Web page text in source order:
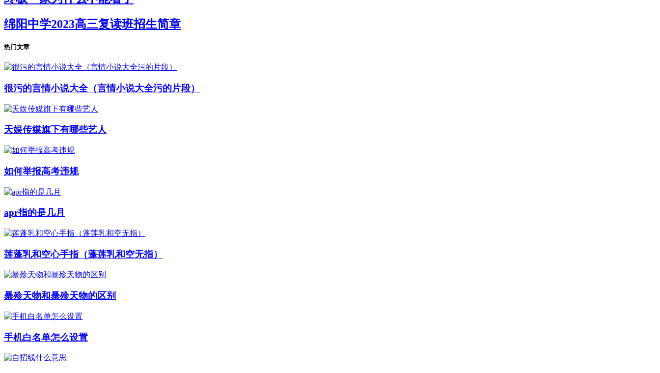
绵阳中学2023高三复读班招生简章
热门文章
很污的言情小说大全（言情小说大全污的片段）
天娱传媒旗下有哪些艺人
如何举报高考违规
apr指的是几月
莲蓬乳和空心手指（蓬莲乳和空无指）
暴殄天物和暴殄天物的区别
手机白名单怎么设置